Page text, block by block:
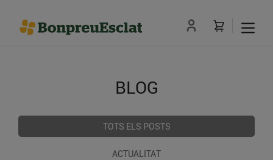
BLOG
TOTS ELS POSTS
ACTUALITAT